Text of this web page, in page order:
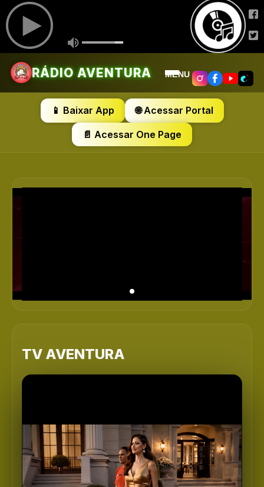
RÁDIO AVENTURA MENU
📱 Baixar App 🌐 Acessar Portal
📄 Acessar One Page
TV AVENTURA